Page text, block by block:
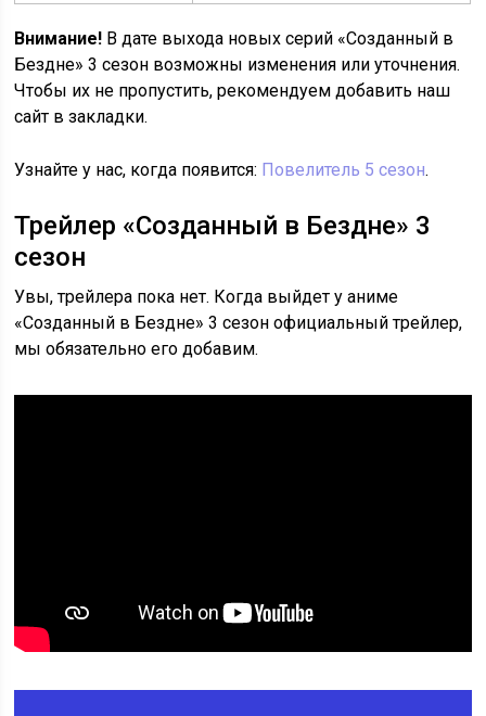
Внимание! В дате выхода новых серий «Созданный в
Бездне» 3 сезон возможны изменения или уточнения.
Чтобы их не пропустить, рекомендуем добавить наш
сайт в закладки.
Узнайте у нас, когда появится: Повелитель 5 сезон.
Трейлер «Созданный в Бездне» 3
сезон
Увы, трейлера пока нет. Когда выйдет у аниме
«Созданный в Бездне» 3 сезон официальный трейлер,
мы обязательно его добавим.